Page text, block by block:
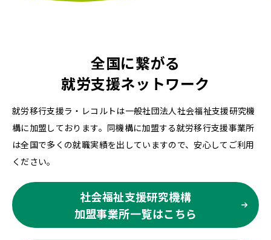
全国に繋がる
就労支援ネットワーク
就労移行支援ラ・レコルトは一般社団法人社会福祉支援研究機
構に加盟しております。同機構に加盟する就労移行支援事業所
は全国で多くの就職実績を出していますので、安心してご利用
ください。
社会福祉支援研究機構
加盟事業所一覧はこちら